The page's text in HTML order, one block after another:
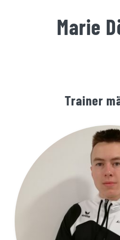
Marie
Trainer